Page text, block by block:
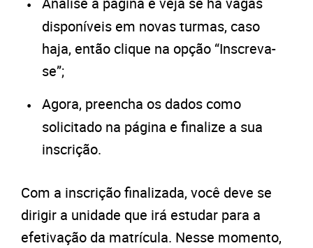
disponíveis em novas turmas, caso
haja, então clique na opção “Inscreva-
se”;
Agora, preencha os dados como
solicitado na página e finalize a sua
inscrição.
Com a inscrição finalizada, você deve se
dirigir a unidade que irá estudar para a
efetivação da matrícula. Nesse momento,